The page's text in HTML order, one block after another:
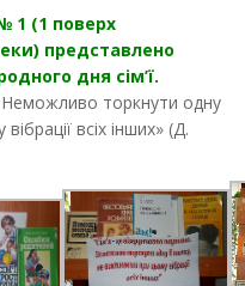
1 (1 поверх
представлено
дня сім’ї.
Неможливо торкнути одну
всіх інших» (Д.